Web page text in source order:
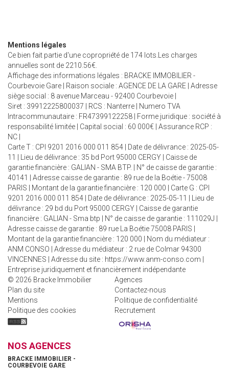
Mentions légales
Ce bien fait partie d'une copropriété de 174 lots.Les charges
annuelles sont de 2210.56€.
Affichage des informations légales : BRACKE IMMOBILIER -
Courbevoie Gare | Raison sociale : AGENCE DE LA GARE | Adresse
siège social : 8 avenue Marceau - 92400 Courbevoie |
Siret : 39912225800037 | RCS : Nanterre | Numero TVA
Intracommunautaire : FR47399122258 | Forme juridique : société à
responsabilité limitée | Capital social : 60 000€ | Assurance RCP :
NC |
Carte T : CPI 9201 2016 000 011 854 | Date de délivrance : 2025-05-
11 | Lieu de délivrance : 35 bd Port 95000 CERGY | Caisse de
garantie financière : GALIAN - SMA BTP. | N° de caisse de garantie :
40141 | Adresse caisse de garantie : 89 rue de la Boétie - 75008
PARIS | Montant de la garantie financière : 120 000 | Carte G : CPI
9201 2016 000 011 854 | Date de délivrance : 2025-05-11 | Lieu de
délivrance : 29 bd du Port 95000 CERGY | Caisse de garantie
financière : GALIAN - Sma btp | N° de caisse de garantie : 111029J |
Adresse caisse de garantie : 89 rue La Boétie 75008 PARIS |
Montant de la garantie financière : 120 000 | Nom du médiateur :
ANM CONSO | Adresse du médiateur : 2 rue de Colmar 94300
VINCENNES | Adresse du site : https://www.anm-conso.com
Entreprise juridiquement et financièrement indépendante
© 2026 Bracke Immobilier
Agences
Plan du site
Contactez-nous
Mentions
Politique de confidentialité
Politique des cookies
Recrutement
NOS AGENCES
BRACKE IMMOBILIER -
COURBEVOIE GARE